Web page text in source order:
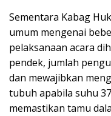
Sementara Kabag
umum mengenai
pelaksanaan acara
pendek, jumlah
dan mewajibkan
tubuh apabila suhu
memastikan tamu